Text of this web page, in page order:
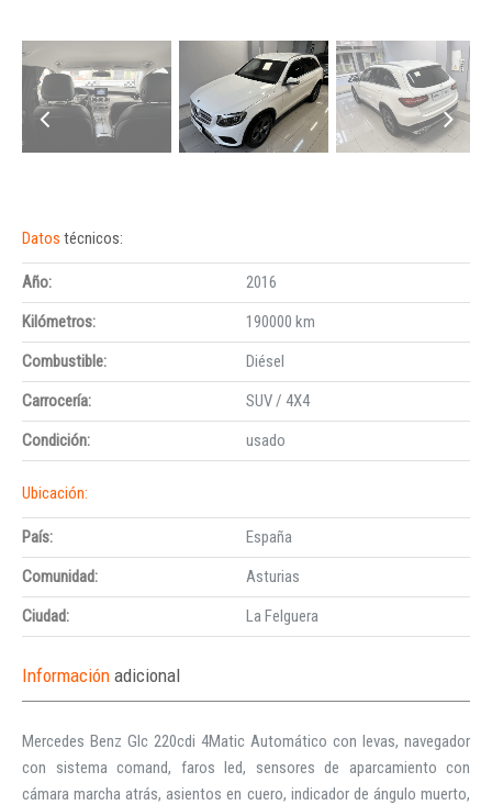
Datos técnicos:
Año:
2016
Kilómetros:
190000 km
Combustible:
Diésel
Carrocería:
SUV / 4X4
Condición:
usado
Ubicación:
País:
España
Comunidad:
Asturias
Ciudad:
La Felguera
Información adicional
Mercedes Benz Glc 220cdi 4Matic Automático con levas, navegador
con sistema comand, faros led, sensores de aparcamiento con
cámara marcha atrás, asientos en cuero, indicador de ángulo muerto,